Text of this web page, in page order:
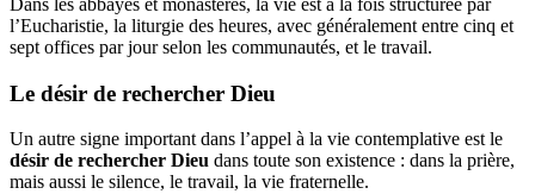
l’Eucharistie, la liturgie des heures, avec généralement entre cinq et
sept offices par jour selon les communautés, et le travail.
Le désir de rechercher Dieu
Un autre signe important dans l’appel à la vie contemplative est le
désir de rechercher Dieu dans toute son existence : dans la prière,
mais aussi le silence, le travail, la vie fraternelle.